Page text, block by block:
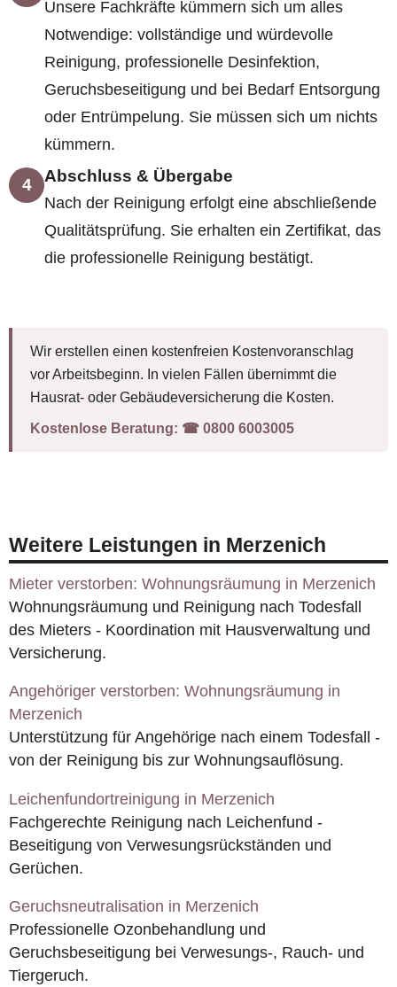
Unsere Fachkräfte kümmern sich um alles
Notwendige: vollständige und würdevolle
Reinigung, professionelle Desinfektion,
Geruchsbeseitigung und bei Bedarf Entsorgung
oder Entrümpelung. Sie müssen sich um nichts
kümmern.
4 Abschluss & Übergabe
Nach der Reinigung erfolgt eine abschließende
Qualitätsprüfung. Sie erhalten ein Zertifikat, das
die professionelle Reinigung bestätigt.
Wir erstellen einen kostenfreien Kostenvoranschlag
vor Arbeitsbeginn. In vielen Fällen übernimmt die
Hausrat- oder Gebäudeversicherung die Kosten.
Kostenlose Beratung: ☎︎ 0800 6003005
Weitere Leistungen in Merzenich
Mieter verstorben: Wohnungsräumung in Merzenich
Wohnungsräumung und Reinigung nach Todesfall
des Mieters - Koordination mit Hausverwaltung und
Versicherung.
Angehöriger verstorben: Wohnungsräumung in
Merzenich
Unterstützung für Angehörige nach einem Todesfall -
von der Reinigung bis zur Wohnungsauflösung.
Leichenfundortreinigung in Merzenich
Fachgerechte Reinigung nach Leichenfund -
Beseitigung von Verwesungsrückständen und
Gerüchen.
Geruchsneutralisation in Merzenich
Professionelle Ozonbehandlung und
Geruchsbeseitigung bei Verwesungs-, Rauch- und
Tiergeruch.